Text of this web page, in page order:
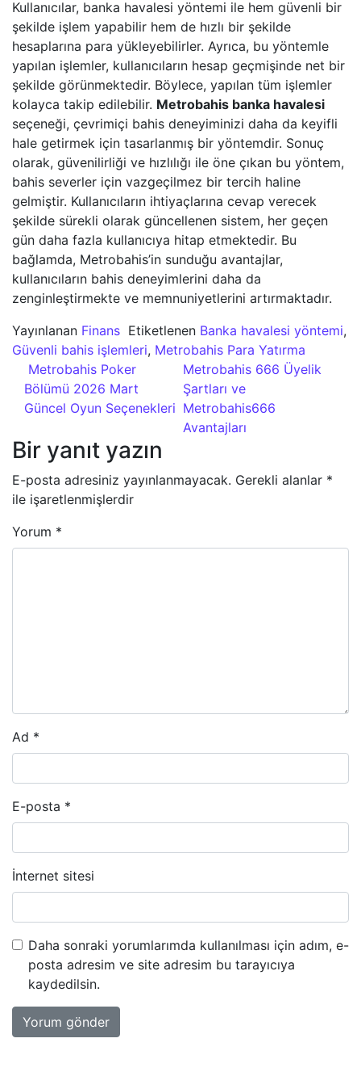
Kullanıcılar, banka havalesi yöntemi ile hem güvenli bir
şekilde işlem yapabilir hem de hızlı bir şekilde
hesaplarına para yükleyebilirler. Ayrıca, bu yöntemle
yapılan işlemler, kullanıcıların hesap geçmişinde net bir
şekilde görünmektedir. Böylece, yapılan tüm işlemler
kolayca takip edilebilir. Metrobahis banka havalesi
seçeneği, çevrimiçi bahis deneyiminizi daha da keyifli
hale getirmek için tasarlanmış bir yöntemdir. Sonuç
olarak, güvenilirliği ve hızlılığı ile öne çıkan bu yöntem,
bahis severler için vazgeçilmez bir tercih haline
gelmiştir. Kullanıcıların ihtiyaçlarına cevap verecek
şekilde sürekli olarak güncellenen sistem, her geçen
gün daha fazla kullanıcıya hitap etmektedir. Bu
bağlamda, Metrobahis’in sunduğu avantajlar,
kullanıcıların bahis deneyimlerini daha da
zenginleştirmekte ve memnuniyetlerini artırmaktadır.
Yayınlanan Finans Etiketlenen Banka havalesi yöntemi,
Güvenli bahis işlemleri, Metrobahis Para Yatırma
Yazı dolaşımı
Metrobahis Poker
Bölümü 2026 Mart
Güncel Oyun Seçenekleri
Metrobahis 666 Üyelik
Şartları ve
Metrobahis666
Avantajları
Bir yanıt yazın
E-posta adresiniz yayınlanmayacak. Gerekli alanlar *
ile işaretlenmişlerdir
Yorum *
Ad *
E-posta *
İnternet sitesi
Daha sonraki yorumlarımda kullanılması için adım, e-
posta adresim ve site adresim bu tarayıcıya
kaydedilsin.